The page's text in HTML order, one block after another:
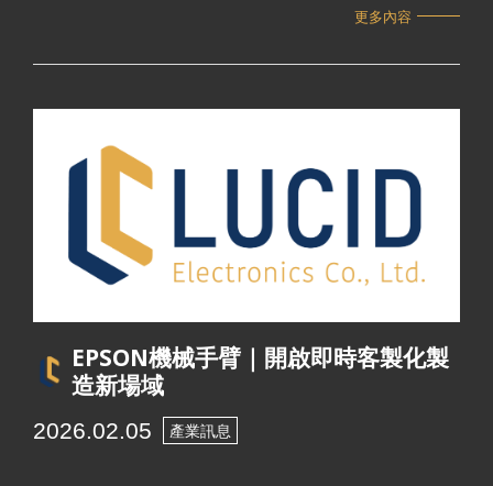
更多內容
EPSON機械手臂｜開啟即時客製化製
造新場域
2026.02.05 產業訊息